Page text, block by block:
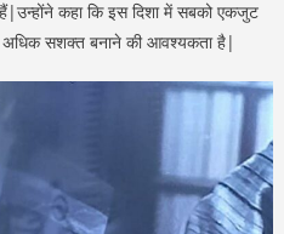
कहा कि इस दिशा में सबको एकजुट
अधिक सशक्त बनाने की आवश्यकता है|